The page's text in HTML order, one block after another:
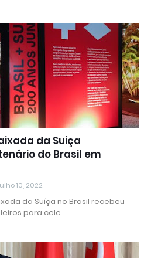
da Suiça
do Brasil em
10, 2022
da Suíça no Brasil recebeu
para cele…